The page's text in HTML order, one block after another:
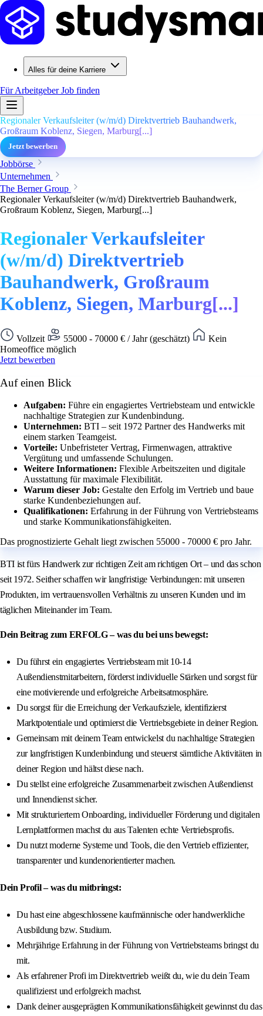
Alles für deine Karriere
Für ArbeitgeberJob finden
Regionaler Verkaufsleiter (w/m/d) Direktvertrieb Bauhandwerk,
Großraum Koblenz, Siegen, Marburg[...]
Jetzt bewerben
Jobbörse
Unternehmen
The Berner Group
Regionaler Verkaufsleiter (w/m/d) Direktvertrieb Bauhandwerk,
Großraum Koblenz, Siegen, Marburg[...]
Regionaler Verkaufsleiter
(w/m/d) Direktvertrieb
Bauhandwerk, Großraum
Koblenz, Siegen, Marburg[...]
Vollzeit 55000 - 70000 € / Jahr (geschätzt)
Kein
Homeoffice möglich
Jetzt bewerben
Auf einen Blick
Aufgaben: Führe ein engagiertes Vertriebsteam und entwickle
nachhaltige Strategien zur Kundenbindung.
Unternehmen: BTI – seit 1972 Partner des Handwerks mit
einem starken Teamgeist.
Vorteile: Unbefristeter Vertrag, Firmenwagen, attraktive
Vergütung und umfassende Schulungen.
Weitere Informationen: Flexible Arbeitszeiten und digitale
Ausstattung für maximale Flexibilität.
Warum dieser Job: Gestalte den Erfolg im Vertrieb und baue
starke Kundenbeziehungen auf.
Qualifikationen: Erfahrung in der Führung von Vertriebsteams
und starke Kommunikationsfähigkeiten.
Das prognostizierte Gehalt liegt zwischen 55000 - 70000 € pro Jahr.
BTI ist fürs Handwerk zur richtigen Zeit am richtigen Ort – und das schon
seit 1972. Seither schaffen wir langfristige Verbindungen: mit unseren
Produkten, im vertrauensvollen Verhältnis zu unseren Kunden und im
täglichen Miteinander im Team.
Dein Beitrag zum ERFOLG – was du bei uns bewegst:
Du führst ein engagiertes Vertriebsteam mit 10-14
Außendienstmitarbeitern, förderst individuelle Stärken und sorgst für
eine motivierende und erfolgreiche Arbeitsatmosphäre.
Du sorgst für die Erreichung der Verkaufsziele, identifizierst
Marktpotentiale und optimierst die Vertriebsgebiete in deiner Region.
Gemeinsam mit deinem Team entwickelst du nachhaltige Strategien
zur langfristigen Kundenbindung und steuerst sämtliche Aktivitäten in
deiner Region und hältst diese nach.
Du stellst eine erfolgreiche Zusammenarbeit zwischen Außendienst
und Innendienst sicher.
Mit strukturiertem Onboarding, individueller Förderung und digitalen
Lernplattformen machst du aus Talenten echte Vertriebsprofis.
Du nutzt moderne Systeme und Tools, die den Vertrieb effizienter,
transparenter und kundenorientierter machen.
Dein Profil – was du mitbringst:
Du hast eine abgeschlossene kaufmännische oder handwerkliche
Ausbildung bzw. Studium.
Mehrjährige Erfahrung in der Führung von Vertriebsteams bringst du
mit.
Als erfahrener Profi im Direktvertrieb weißt du, wie du dein Team
qualifizierst und erfolgreich machst.
Dank deiner ausgeprägten Kommunikationsfähigkeit gewinnst du das